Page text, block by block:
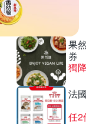
果
券
獨
法
任2